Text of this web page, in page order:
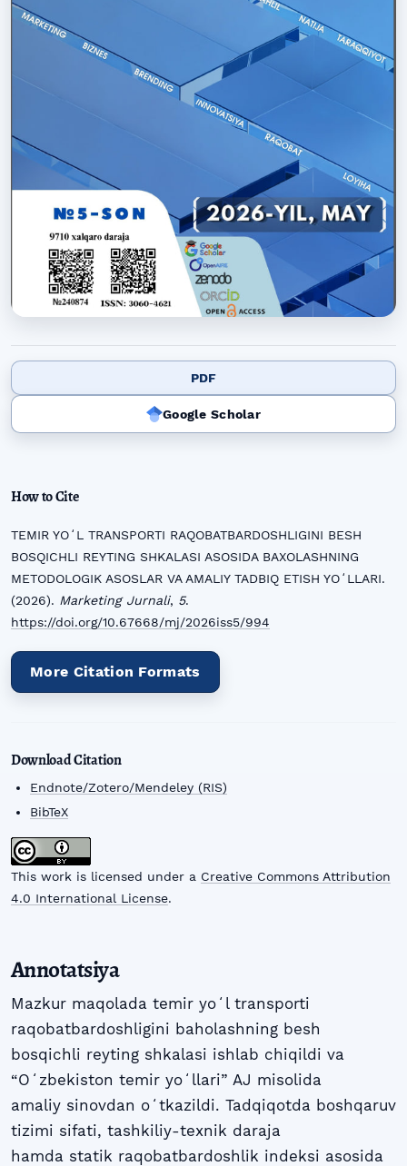
PDF
Google Scholar
How to Cite
TEMIR YOʻL TRANSPORTI RAQOBATBARDOSHLIGINI BESH
BOSQICHLI REYTING SHKALASI ASOSIDA BAXOLASHNING
METODOLOGIK ASOSLAR VA AMALIY TADBIQ ETISH YOʻLLARI.
(2026). Marketing Jurnali, 5.
https://doi.org/10.67668/mj/2026iss5/994
More Citation Formats
Download Citation
Endnote/Zotero/Mendeley (RIS)
BibTeX
This work is licensed under a Creative Commons Attribution
4.0 International License.
Annotatsiya
Mazkur maqolada temir yoʻl transporti
raqobatbardoshligini baholashning besh
bosqichli reyting shkalasi ishlab chiqildi va
“Oʻzbekiston temir yoʻllari” AJ misolida
amaliy sinovdan oʻtkazildi. Tadqiqotda boshqaruv
tizimi sifati, tashkiliy-texnik daraja
hamda statik raqobatbardoshlik indeksi asosida